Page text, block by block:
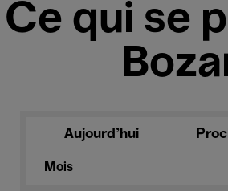
Ce qui se
Aujourd'hui
Mois